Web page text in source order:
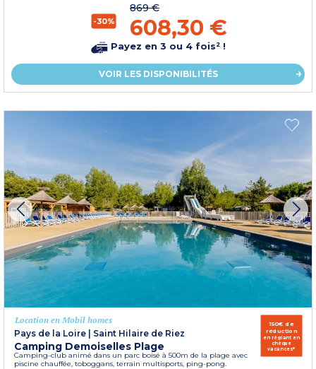
-30%
869 €
608,30 €
Payez en 3 ou 4 fois² !
VOIR LES DISPONIBILITÉS
Location en Mobil homes
Pays de la Loire | Saint Hilaire de Riez
Camping Demoiselles Plage
Camping-club animé dans un parc boisé à 500m de la plage avec
piscine chauffée, toboggans, terrain multisports, ping-pong.
150€ de
réduction
en réglant en
chèque
vacances*